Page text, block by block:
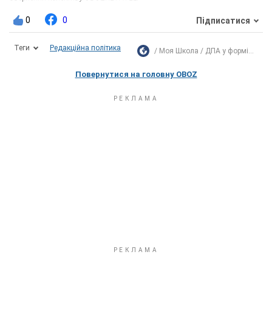
0 0 Підписатися
Теги Редакційна політика Моя Школа ДПА у формі...
Повернутися на головну OBOZ